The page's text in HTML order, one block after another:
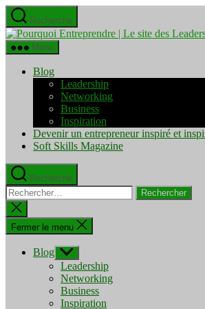
Aller
au
contenu
Recherche
Menu
Blog
Leadership
Networking
Business
Inspiration
Devenir un entrepreneur inspiré et
Soft Skills Magazine
Recherche
Rechercher :
Fermer
la
recherche
Fermer le menu
Blog Afficher
le
sous-
menu
Leadership
Networking
Business
Inspiration